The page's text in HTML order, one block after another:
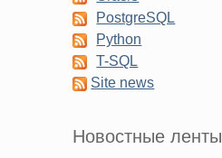
PostgreSQL
Python
T-SQL
Site news
Новостные ленты